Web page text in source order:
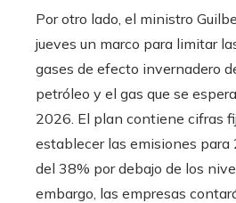
Por otro lado, el ministro
jueves un marco para limitar
gases de efecto invernadero
petróleo y el gas que se
2026. El plan contiene cifras
establecer las emisiones
del 38% por debajo de los
embargo, las empresas